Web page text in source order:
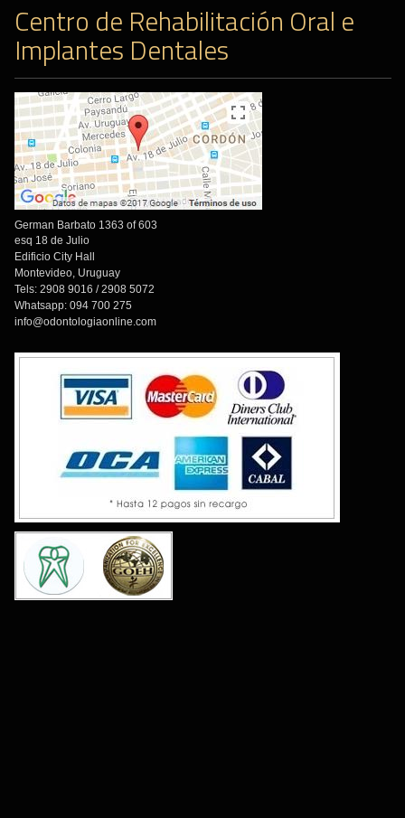
Centro de Rehabilitación Oral e
Implantes Dentales
German Barbato 1363 of 603
esq 18 de Julio
Edificio City Hall
Montevideo, Uruguay
Tels: 2908 9016 / 2908 5072
Whatsapp: 094 700 275
info@odontologiaonline.com